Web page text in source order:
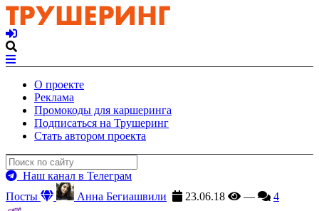
О проекте
Реклама
Промокоды для каршеринга
Подписаться на Трушеринг
Стать автором проекта
Наш канал в Телеграм
Посты
Анна Бегиашвили 23.06.18 — 4